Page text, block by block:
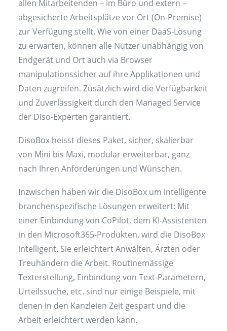
allen Mitarbeitenden – im Büro und extern –
abgesicherte Arbeitsplätze vor Ort (On-Premise)
zur Verfügung stellt. Wie von einer DaaS-Lösung
zu erwarten, können alle Nutzer unabhängig von
Endgerät und Ort auch via Browser
manipulationssicher auf ihre Applikationen und
Daten zugreifen. Zusätzlich wird die Verfügbarkeit
und Zuverlässigkeit durch den Managed Service
der Diso-Experten garantiert.
DisoBox heisst dieses Paket, sicher, skalierbar
von Mini bis Maxi, modular erweiterbar, ganz
nach Ihren Anforderungen und Wünschen.
Inzwischen haben wir die DisoBox um intelligente
branchenspezifische Lösungen erweitert: Mit
einer Einbindung von CoPilot, dem KI-Assistenten
in den Microsoft365-Produkten, wird die DisoBox
intelligent. Sie erleichtert Anwälten, Ärzten oder
Treuhändern die Arbeit. Routinemässige
Texterstellung, Einbindung von Text-Parametern,
Urteilssuche, etc. sind nur einige Beispiele, mit
denen in den Kanzleien Zeit gespart und die
Arbeit erleichtert werden kann.